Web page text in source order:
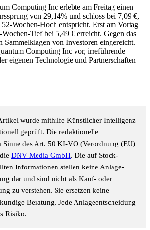
Computing Inc erlebte am Freitag einen
von 29,14% und schloss bei 7,09 €,
Wochen-Hoch entspricht. Erst am Vortag
Tief bei 5,49 € erreicht. Gegen das
Sammelklagen von Investoren eingereicht.
Computing Inc vor, irreführende
eigenen Technologie und Partnerschaften
wurde mithilfe Künstlicher Intelligenz
geprüft. Die redaktionelle
Sinne des Art. 50 KI-VO (Verordnung (EU)
DNV Media GmbH. Die auf Stock-
Informationen stellen keine Anlage-
dar und sind nicht als Kauf- oder
zu verstehen. Sie ersetzen keine
Beratung. Jede Anlageentscheidung
Risiko.